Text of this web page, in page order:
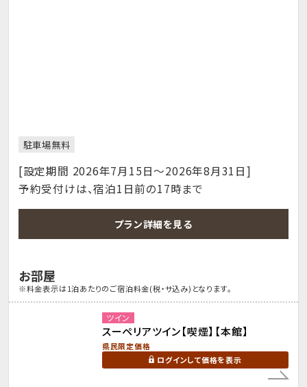
駐車場無料
[設定期間 2026年7月15日～2026年8月31日]
予約受付けは、宿泊1日前の17時まで
プラン詳細を見る
お部屋
※料金表示は1泊あたりのご宿泊料金(税・サ込み)となります。
ツイン
スーペリアツイン【喫煙】【本館】
県民限定価格
ログインして価格を表示